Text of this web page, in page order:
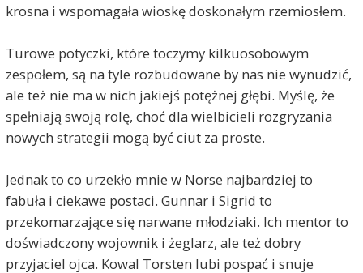
krosna i wspomagała wioskę doskonałym rzemiosłem.
Turowe potyczki, które toczymy kilkuosobowym
zespołem, są na tyle rozbudowane by nas nie wynudzić,
ale też nie ma w nich jakiejś potężnej głębi. Myślę, że
spełniają swoją rolę, choć dla wielbicieli rozgryzania
nowych strategii mogą być ciut za proste.
Jednak to co urzekło mnie w Norse najbardziej to
fabuła i ciekawe postaci. Gunnar i Sigrid to
przekomarzające się narwane młodziaki. Ich mentor to
doświadczony wojownik i żeglarz, ale też dobry
przyjaciel ojca. Kowal Torsten lubi pospać i snuje